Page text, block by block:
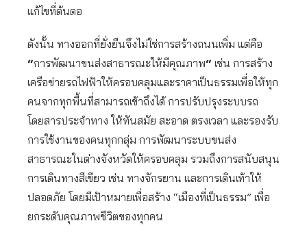
แก้ไขที่ต้นตอ
ดังนั้น ทางออกที่ยั่งยืนจึงไม่ใช่การสร้างถนนเพิ่ม แต่คือ
“การพัฒนาขนส่งสาธารณะให้มีคุณภาพ“ เช่น การสร้าง
เครือข่ายรถไฟฟ้าให้ครอบคลุมและราคาเป็นธรรมเพื่อให้ทุก
คนจากทุกพื้นที่สามารถเข้าถึงได้ การปรับปรุงระบบรถ
โดยสารประจำทาง ให้ทันสมัย สะอาด ตรงเวลา และรองรับ
การใช้งานของคนทุกกลุ่ม การพัฒนาระบบขนส่ง
สาธารณะในต่างจังหวัดให้ครอบคลุม รวมถึงการสนับสนุน
การเดินทางสีเขียว เช่น ทางจักรยาน และการเดินเท้าให้
ปลอดภัย โดยมีเป้าหมายเพื่อสร้าง “เมืองที่เป็นธรรม” เพื่อ
ยกระดับคุณภาพชีวิตของทุกคน